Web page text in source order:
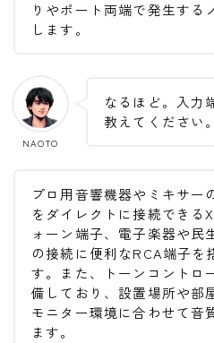
りやポート両端で発生する
します。
NAOTO
なるほど。入力
教えてください。
プロ用音響機器やミキサー
をダイレクトに接続できる
ォーン端子、電子楽器や民
の接続に便利なRCA端子を
す。また、トーンコントロ
備しており、設置場所や部
モニター環境に合わせて音
ます。